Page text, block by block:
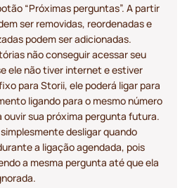
“Próximas perguntas”. A partir
ser removidas, reordenadas e
podem ser adicionadas.
não conseguir acessar seu
ele não tiver internet e estiver
para Storii, ele poderá ligar para
ligando para o mesmo número
ouvir sua próxima pergunta futura.
desligar quando
a ligação agendada, pois
a mesma pergunta até que ela